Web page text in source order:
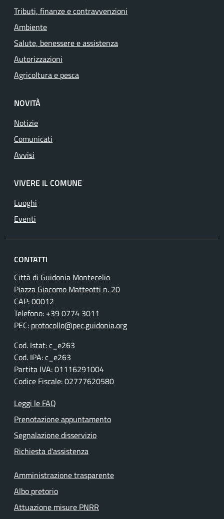
Tributi, finanze e contravvenzioni
Ambiente
Salute, benessere e assistenza
Autorizzazioni
Agricoltura e pesca
NOVITÀ
Notizie
Comunicati
Avvisi
VIVERE IL COMUNE
Luoghi
Eventi
CONTATTI
Città di Guidonia Montecelio
Piazza Giacomo Matteotti n. 20
CAP: 00012
Telefono: +39 0774 3011
PEC: protocollo@pec.guidonia.org
Cod. Istat: c_e263
Cod. IPA: c_e263
Partita IVA: 01116291004
Codice Fiscale: 02777620580
Leggi le FAQ
Prenotazione appuntamento
Segnalazione disservizio
Richiesta d'assistenza
Amministrazione trasparente
Albo pretorio
Attuazione misure PNRR